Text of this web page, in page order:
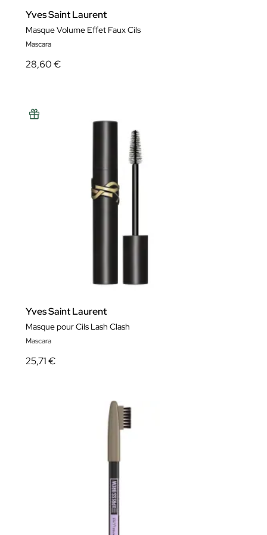
Yves Saint Laurent
Masque Volume Effet Faux Cils
Mascara
28,60 €
Yves Saint Laurent
Masque pour Cils Lash Clash
Mascara
25,71 €